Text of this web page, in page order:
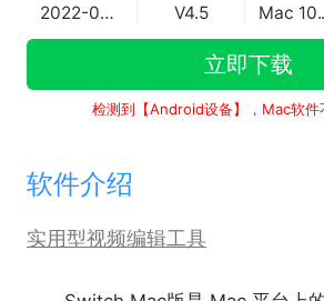
2022-08-18
V4.5
立即下载
检测到【Android设备】，Mac软件
软件介绍
实用型视频编辑工具